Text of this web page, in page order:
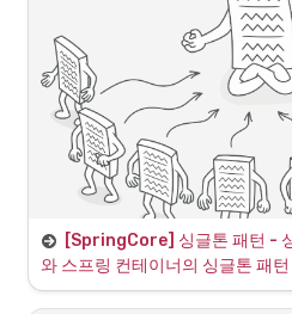
특정 클라이언트에 의존적인 필드
• 특정 클라이언트가 값을 변경할
• 읽기만 가능해야 한다.
스프링 없는 순수한 스프
[SpringCore] 싱글톤 패턴 -
와 스프링 컨테이너의 싱글톤 패턴